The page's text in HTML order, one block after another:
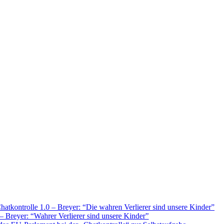
1.0 – Breyer: “Die wahren Verlierer sind unsere Kinder”
“Wahrer Verlierer sind unsere Kinder”